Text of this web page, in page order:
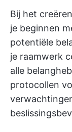
Bij het
je beginnen
potentiële
je raamwerk
alle
protocollen